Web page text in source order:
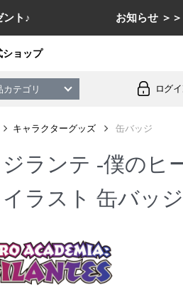
ト♪ お知らせ ＞＞
ショップ
カテゴリ ログ
キャラクターグッズ 缶バッジ
ジランテ -僕のヒ
ラスト 缶バッ